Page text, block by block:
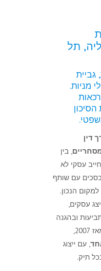
תל
גביית
מניות.
הסיכון
דין
, בין
עסקי לא
עם שותף
הנכון.
עסקים,
ובהגנה
, עם ייצוג
תיק.